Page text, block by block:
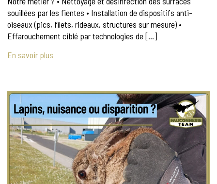
souillées par les fientes • Installation de dispositifs anti-
oiseaux (pics, filets, rideaux, structures sur mesure) •
Effarouchement ciblé par technologies de […]
En savoir plus